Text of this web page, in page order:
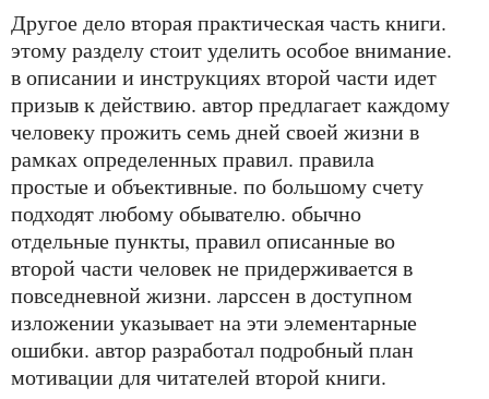
другое дело вторая практическая часть книги.
этому разделу стоит уделить особое внимание.
в описании и инструкциях второй части идет
призыв к действию. автор предлагает каждому
человеку прожить семь дней своей жизни в
рамках определенных правил. правила
простые и объективные. по большому счету
подходят любому обывателю. обычно
отдельные пункты, правил описанные во
второй части человек не придерживается в
повседневной жизни. ларссен в доступном
изложении указывает на эти элементарные
ошибки. автор разработал подробный план
мотивации для читателей второй книги.